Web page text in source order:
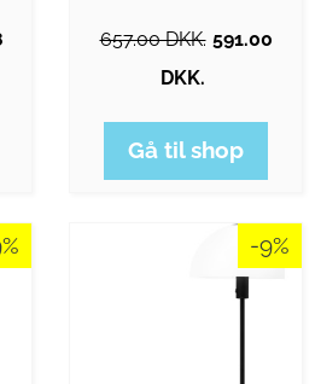
657.00 DKK. 591.00
DKK.
Gå til shop
-9%